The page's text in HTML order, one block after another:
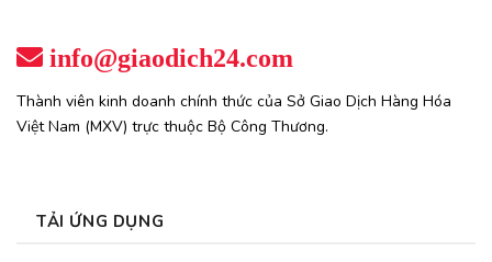
info@giaodich24.com
Thành viên kinh doanh chính thức của Sở Giao Dịch Hàng Hóa
Việt Nam (MXV) trực thuộc Bộ Công Thương.
TẢI ỨNG DỤNG